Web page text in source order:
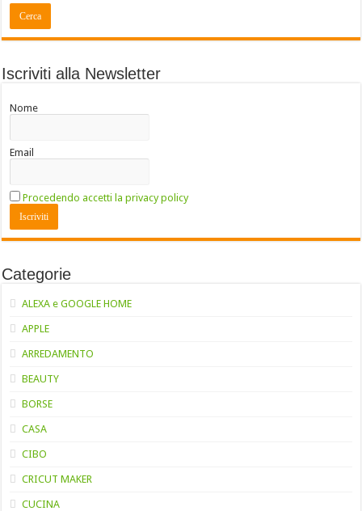
Iscriviti alla Newsletter
Nome
Email
Procedendo accetti la privacy policy
Categorie
ALEXA e GOOGLE HOME
APPLE
ARREDAMENTO
BEAUTY
BORSE
CASA
CIBO
CRICUT MAKER
CUCINA